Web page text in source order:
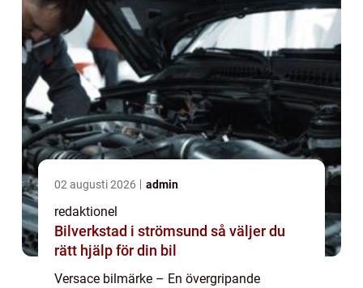
02 augusti 2026 admin
redaktionel
Bilverkstad i strömsund så väljer du
rätt hjälp för din bil
Versace bilmärke – En övergripande